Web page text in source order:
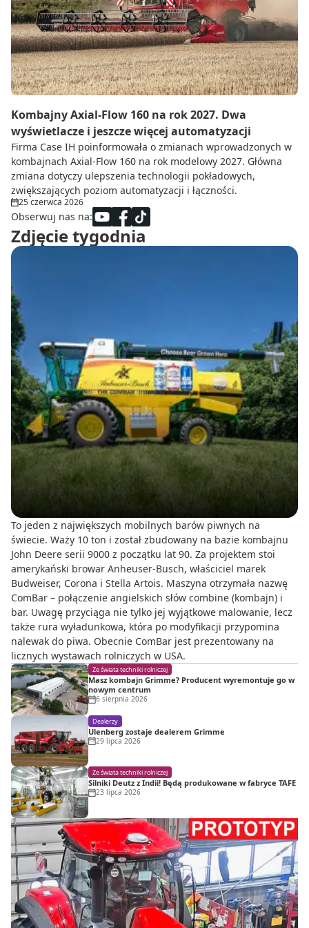
Do zbioru
Rolnictwo precyzyjne
Dealerzy
Ze świata techniki rolniczej
Kombajny Axial-Flow 160 na rok 2027. Dwa
wyświetlacze i jeszcze więcej automatyzacji
Firma Case IH poinformowała o zmianach wprowadzonych w
kombajnach Axial-Flow 160 na rok modelowy 2027. Główna
zmiana dotyczy ulepszenia technologii pokładowych,
zwiększających poziom automatyzacji i łączności.
25 czerwca 2026
Obserwuj nas na:
Zdjęcie tygodnia
To jeden z największych mobilnych barów piwnych na
świecie. Waży 10 ton i został zbudowany na bazie kombajnu
John Deere serii 9000 z początku lat 90. Za projektem stoi
amerykański browar Anheuser-Busch, właściciel marek
Budweiser, Corona i Stella Artois. Maszyna otrzymała nazwę
ComBar – połączenie angielskich słów combine (kombajn) i
bar. Uwagę przyciąga nie tylko jej wyjątkowe malowanie, lecz
także rura wyładunkowa, która po modyfikacji przypomina
nalewak do piwa. Obecnie ComBar jest prezentowany na
licznych wystawach rolniczych w USA.
Ze świata techniki rolniczej
Masz kombajn Grimme? Producent wyremontuje go w
nowym centrum
6 sierpnia 2026
Dealerzy
Ulenberg zostaje dealerem Grimme
29 lipca 2026
Ze świata techniki rolniczej
Silniki Deutz z Indii! Będą produkowane w fabryce TAFE
23 lipca 2026